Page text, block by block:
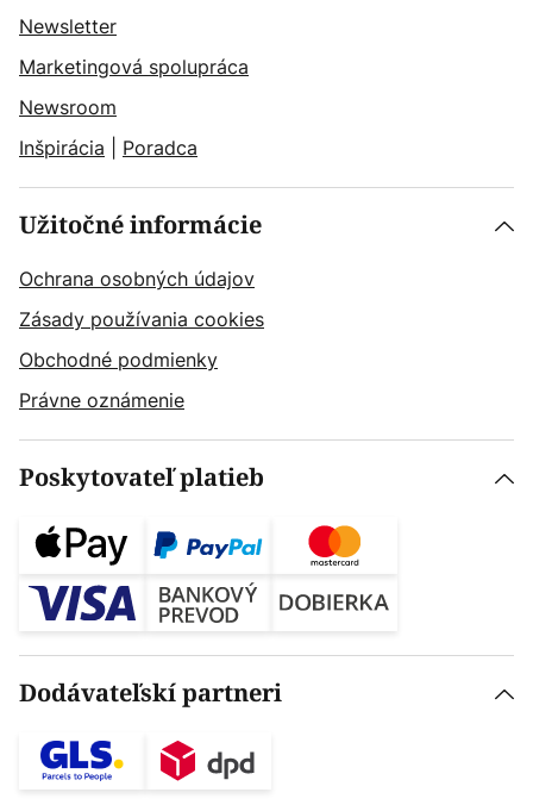
Newsletter
Marketingová spolupráca
Newsroom
Inšpirácia
Poradca
Užitočné informácie
Ochrana osobných údajov
Zásady používania cookies
Obchodné podmienky
Právne oznámenie
Poskytovateľ platieb
Dodávateľskí partneri